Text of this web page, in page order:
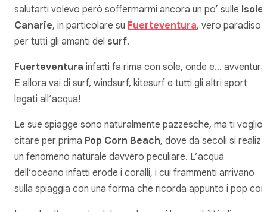
salutarti volevo però soffermarmi ancora un po’ sulle Isole
Canarie, in particolare su Fuerteventura, vero paradiso
per tutti gli amanti del surf.
Fuerteventura infatti fa rima con sole, onde e…
E allora vai di surf, windsurf, kitesurf e tutti gli altri sport
legati all’acqua!
Le sue spiagge sono naturalmente pazzesche, ma ti voglio
citare per prima Pop Corn Beach, dove da secoli si
un fenomeno naturale davvero peculiare. L’acqua
dell’oceano infatti erode i coralli, i cui frammenti arrivano
sulla spiaggia con una forma che ricorda appunto i pop